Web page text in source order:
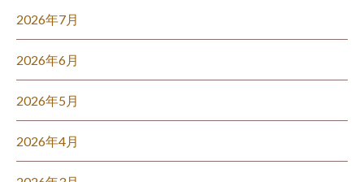
2026年7月
2026年6月
2026年5月
2026年4月